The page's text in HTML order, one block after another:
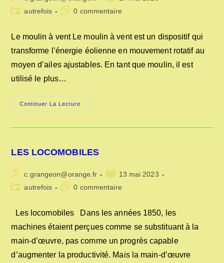
de
publiée :
Postautrefois
Commentaires
publication :
0 commentaire
Le moulin à vent Le moulin à vent est un dispositif qui
transforme l’énergie éolienne en mouvement rotatif au
moyen d’ailes ajustables. En tant que moulin, il est
utilisé le plus…
Continuer La Lecture
MOULIN
LES LOCOMOBILES
Auteur/autrice
de
c.grangeon@orange.fr
Publication
publiée :
13 mai 2023
Postautrefois
Commentaires
publication :
0 commentaire
Les locomobiles Dans les années 1850, les
machines étaient perçues comme se substituant à la
main-d’œuvre, pas comme un progrès capable
d’augmenter la productivité. Mais la main-d’œuvre